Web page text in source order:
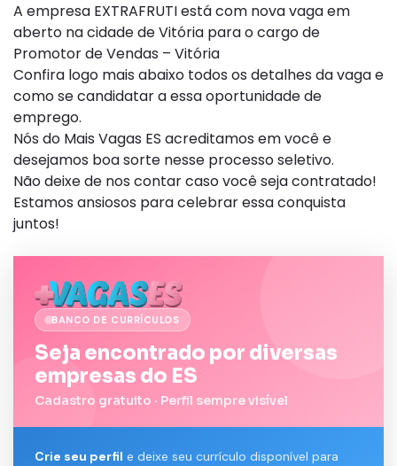
A empresa EXTRAFRUTI está com nova vaga em
aberto na cidade de Vitória para o cargo de
Promotor de Vendas – Vitória
Confira logo mais abaixo todos os detalhes da vaga e
como se candidatar a essa oportunidade de
emprego.
Nós do Mais Vagas ES acreditamos em você e
desejamos boa sorte nesse processo seletivo.
Não deixe de nos contar caso você seja contratado!
Estamos ansiosos para celebrar essa conquista
juntos!
BANCO DE CURRÍCULOS
Seja encontrado por diversas
empresas do ES
Cadastro gratuito · Perfil sempre visível
Crie seu perfil e deixe seu currículo disponível para